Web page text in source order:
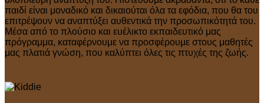
παιδί είναι μοναδικό και δικαιούται όλα τα εφόδια, που θα του
επιτρέψουν να αναπτύξει αυθεντικά την προσωπικότητά του.
Μέσα από το πλούσιο και ευέλικτο εκπαιδευτικό μας
πρόγραμμα, καταφέρνουμε να προσφέρουμε στους μαθητές
μας πλατιά γνώση, που καλύπτει όλες τις πτυχές της ζωής.